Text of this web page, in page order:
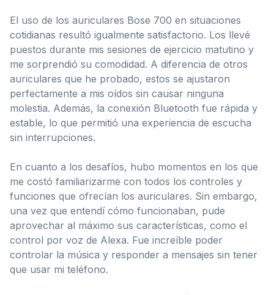
El uso de los auriculares Bose 700 en situaciones
cotidianas resultó igualmente satisfactorio. Los llevé
puestos durante mis sesiones de ejercicio matutino y
me sorprendió su comodidad. A diferencia de otros
auriculares que he probado, estos se ajustaron
perfectamente a mis oídos sin causar ninguna
molestia. Además, la conexión Bluetooth fue rápida y
estable, lo que permitió una experiencia de escucha
sin interrupciones.
En cuanto a los desafíos, hubo momentos en los que
me costó familiarizarme con todos los controles y
funciones que ofrecían los auriculares. Sin embargo,
una vez que entendí cómo funcionaban, pude
aprovechar al máximo sus características, como el
control por voz de Alexa. Fue increíble poder
controlar la música y responder a mensajes sin tener
que usar mi teléfono.